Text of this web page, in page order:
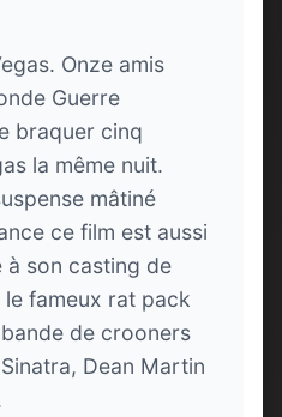
Onze amis
Guerre
braquer cinq
la même nuit.
mâtiné
ce film est aussi
à son casting de
fameux rat pack
de crooners
Dean Martin